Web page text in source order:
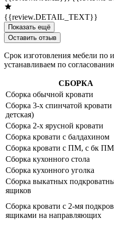
{{review.DETAIL_TEXT}}
Показать ещё
Оставить отзыв
Срок изготовления мебели по
устанавливаем по
СБОРКА
Сборка обычной кровати
Сборка 3-х спинчатой кровати
детская)
Сборка 2-х ярусной кровати
Сборка кровати с балдахином
Сборка кровати с ПМ, с бк ПМ
Сборка кухонного стола
Сборка кухонного уголка
Сборка выкатных
ящиков
Сборка кровати с 2-мя
ящиками на направляющих